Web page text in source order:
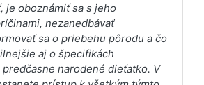
je oboznámiť sa s jeho
nezanedbávať
sa o priebehu pôrodu a čo
aj o špecifikách
narodené dieťatko. V